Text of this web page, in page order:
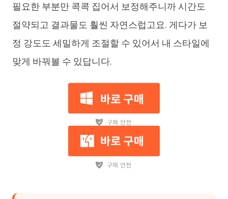
필요한 부분만 콕콕 집어서 보정해주니까 시간도
절약되고 결과물도 훨씬 자연스럽고요. 게다가 보
정 강도도 세밀하게 조절할 수 있어서 내 스타일에
맞게 바꿔볼 수 있답니다.